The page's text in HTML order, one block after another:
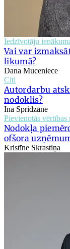
Iedzīvotāju
Vai var
likumā?
Dana Muceniece
Citi
Autordarbu
nodoklis?
Ina Spridzāne
Pievienotās vērtības
Nodokļa
ofšora
Kristīne Skrastiņa